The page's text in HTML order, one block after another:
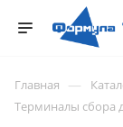
Главная —
Терминалы сбора